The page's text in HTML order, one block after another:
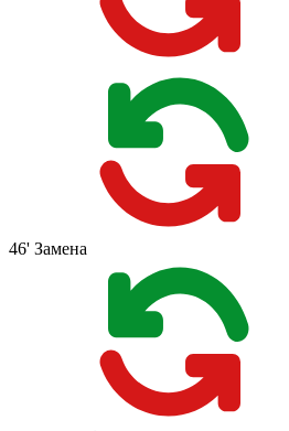
46' Замена